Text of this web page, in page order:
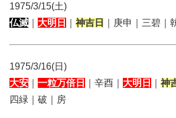
1975/3/15(土)
仏滅
大明日 神吉日 ｜庚申｜三碧｜
1975/3/16(日)
大安
一粒万倍日 ｜辛酉｜ 大明日 神
四緑｜破｜房